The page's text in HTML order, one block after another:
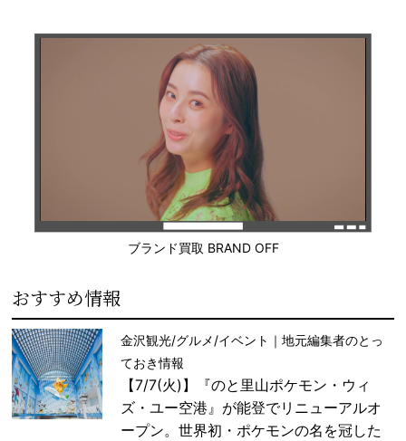
ブランド買取 BRAND OFF
おすすめ情報
金沢観光/グルメ/イベント｜地元編集者のとっ
ておき情報
【7/7(火)】『のと里山ポケモン・ウィ
ズ・ユー空港』が能登でリニューアルオ
ープン。世界初・ポケモンの名を冠した